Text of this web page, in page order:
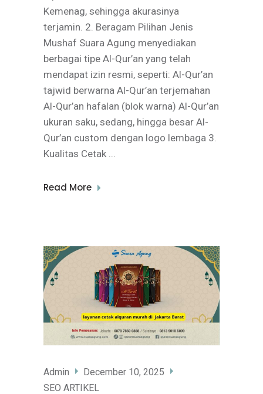
Kemenag, sehingga akurasinya
terjamin. 2. Beragam Pilihan Jenis
Mushaf Suara Agung menyediakan
berbagai tipe Al-Qur’an yang telah
mendapat izin resmi, seperti: Al-Qur’an
tajwid berwarna Al-Qur’an terjemahan
Al-Qur’an hafalan (blok warna) Al-Qur’an
ukuran saku, sedang, hingga besar Al-
Qur’an custom dengan logo lembaga 3.
Kualitas Cetak
Read More
Admin
December 10, 2025
SEO ARTIKEL